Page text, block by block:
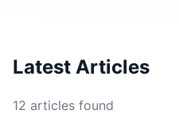
Latest Articles
12 articles found